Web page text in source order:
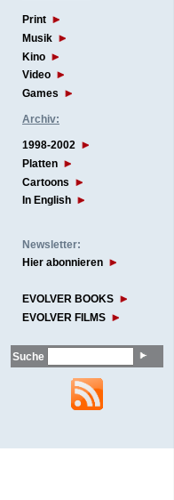
Print
Musik
Kino
Video
Games
Archiv:
1998-2002
Platten
Cartoons
In English
Newsletter:
Hier abonnieren
EVOLVER BOOKS
EVOLVER FILMS
Suche